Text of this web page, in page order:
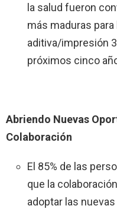
la salud fueron
más maduras
aditiva/impresión
próximos cinco
Abriendo Nuevas
Colaboración
El 85% de las
que la
adoptar las